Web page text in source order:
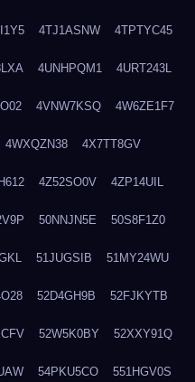
4TJ1ASNW 4TPTYC45
4UNHPQM1 4URT243L
4VNW7KSQ 4W6ZE1F7
4WXQZN38 4X7TT8GV
4Z52SO0V 4ZP14UIL
50NNJN5E 50S8F1Z0
51JUGSIB 51MY24WU
52D4GH9B 52FJKYTB
52W5K0BY 52XXY91Q
54PKU5CO 551HGV0S